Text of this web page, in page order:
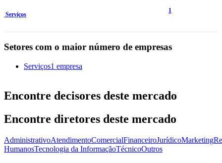
Serviços
1
Setores com o maior número de empresas
Serviços1 empresa
Encontre decisores deste mercado
Encontre diretores deste mercado
AdministrativoAtendimentoComercialFinanceiroJurídicoMarketing
HumanosTecnologia da InformaçãoTécnicoOutros